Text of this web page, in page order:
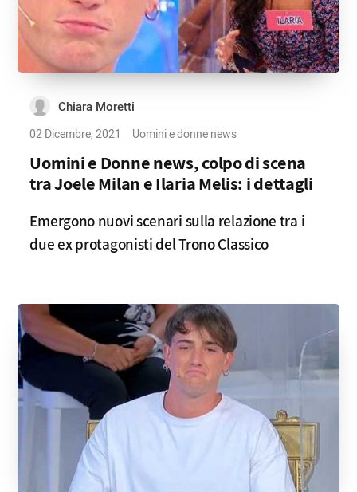
Chiara Moretti
02 Dicembre, 2021 Uomini e donne news
Uomini e Donne news, colpo di scena
tra Joele Milan e Ilaria Melis: i dettagli
Emergono nuovi scenari sulla relazione tra i
due ex protagonisti del Trono Classico